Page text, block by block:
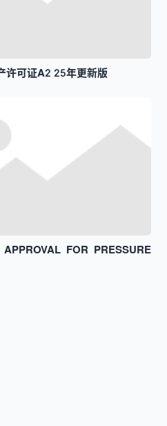
许可证A2 25年更新版
FOR PRESSURE